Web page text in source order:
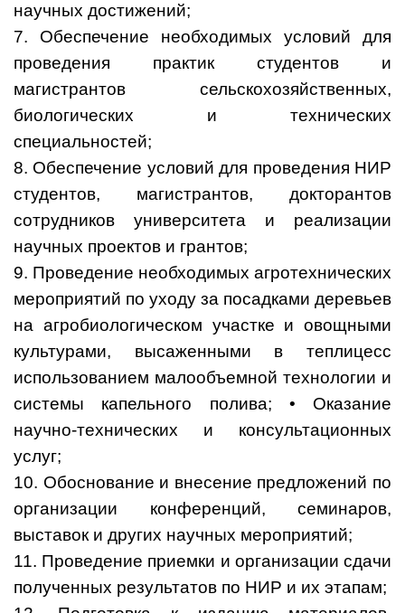
научных достижений;
7. Обеспечение необходимых условий для
проведения практик студентов и
магистрантов сельскохозяйственных,
биологических и технических
специальностей;
8. Обеспечение условий для проведения НИР
студентов, магистрантов, докторантов
сотрудников университета и реализации
научных проектов и грантов;
9. Проведение необходимых агротехнических
мероприятий по уходу за посадками деревьев
на агробиологическом участке и овощными
культурами, высаженными в теплицесс
использованием малообъемной технологии и
системы капельного полива; • Оказание
научно-технических и консультационных
услуг;
10. Обоснование и внесение предложений по
организации конференций, семинаров,
выставок и других научных мероприятий;
11. Проведение приемки и организации сдачи
полученных результатов по НИР и их этапам;